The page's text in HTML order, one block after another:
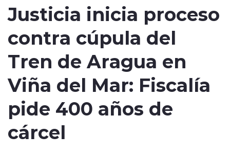
modo claro
Justicia inicia proceso
contra cúpula del
Tren de Aragua en
Viña del Mar: Fiscalía
pide 400 años de
cárcel